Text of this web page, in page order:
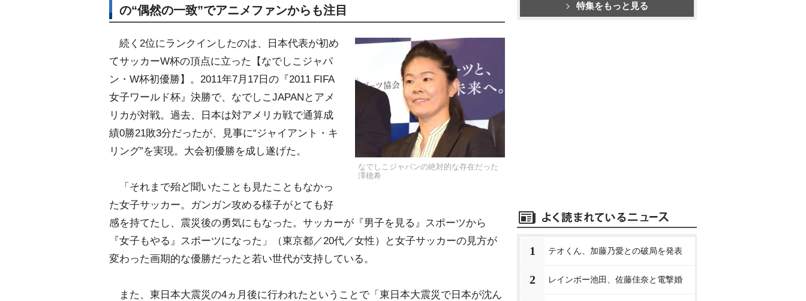
の“偶然の一致”でアニメファンからも注目
なでしこジャパンの絶対的な存在だった
澤穂希
続く2位にランクインしたのは、日本代表が初め
てサッカーW杯の頂点に立った【なでしこジャパ
ン・W杯初優勝】。2011年7月17日の『2011 FIFA
女子ワールド杯』決勝で、なでしこJAPANとアメ
リカが対戦。過去、日本は対アメリカ戦で通算成
績0勝21敗3分だったが、見事に“ジャイアント・キ
リング”を実現。大会初優勝を成し遂げた。
「それまで殆ど聞いたことも見たこともなかっ
た女子サッカー。ガンガン攻める様子がとても好
感を持てたし、震災後の勇気にもなった。サッカーが『男子を見る』スポーツから
『女子もやる』スポーツになった」（東京都／20代／女性）と女子サッカーの見方が
変わった画期的な優勝だったと若い世代が支持している。
また、東日本大震災の4ヵ月後に行われたということで「東日本大震災で日本が沈ん
特集をもっと見る
1 テオくん、加藤乃愛との破局を発表
2 レインボー池田、佐藤佳奈と電撃婚